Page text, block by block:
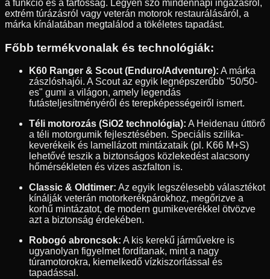
a funkció és a tartósság. Legyen szó mindennapi ingázásról,
extrém túrázásról vagy veterán motorok restaurálásáról, a
márka kínálatában megtalálod a tökéletes tapadást.
Főbb termékvonalak és technológiák:
K60 Ranger & Scout (Enduro/Adventure): A márka
zászlóshajói. A Scout az egyik legnépszerűbb "50/50-
es" gumi a világon, amely legendás
futásteljesítményéről és terepképességeiről ismert.
Téli motorozás (SiO2 technológia): A Heidenau úttörő
a téli motorgumik fejlesztésében. Speciális szilika-
keverékeik és lamellázott mintázataik (pl. K66 M+S)
lehetővé teszik a biztonságos közlekedést alacsony
hőmérsékleten és vizes aszfalton is.
Classic & Oldtimer: Az egyik legszélesebb választékot
kínálják veterán motorkerékpárokhoz, megőrizve a
korhű mintázatot, de modern gumikeverékkel ötvözve
azt a biztonság érdekében.
Robogó abroncsok: A kis kerekű járművekre is
ugyanolyan figyelmet fordítanak, mint a nagy
túramotorokra, kiemelkedő vízkiszorítással és
tapadással.